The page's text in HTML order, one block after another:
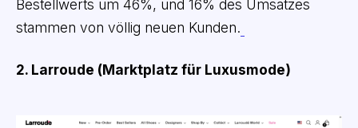
Bestellwerts um 46%, und 16% des Umsatzes
stammen von völlig neuen Kunden.
2. Larroude (Marktplatz für Luxusmode)